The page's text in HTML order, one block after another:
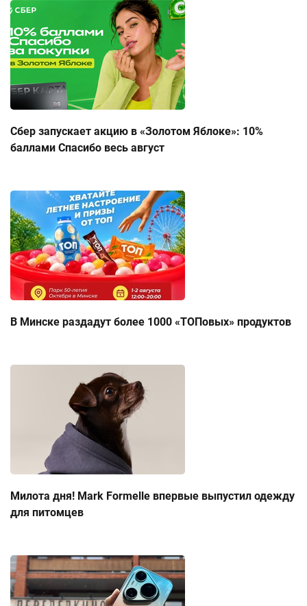
Сбер запускает акцию в «Золотом Яблоке»: 10%
баллами Спасибо весь август
В Минске раздадут более 1000 «ТОПовых» продуктов
Милота дня! Mark Formelle впервые выпустил одежду
для питомцев